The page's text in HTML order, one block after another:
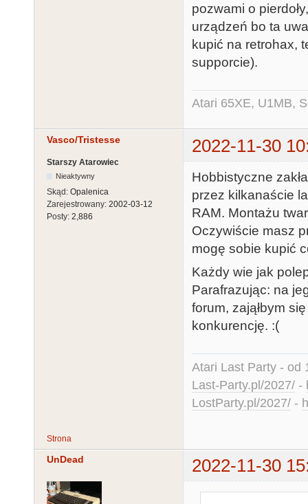
pozwami o
urządzeń bo ta
kupić na retrohax,
supporcie).
Atari 65XE, U1MB,
Vasco/Tristesse 2022-11-30
Starszy Atarowiec
Nieaktywny
Skąd: Opalenica
Zarejestrowany: 2002-03-12
Posty: 2,886
Hobbistyczne
przez kilkanaście
RAM. Montażu
Oczywiście masz
mogę sobie kupić
Każdy wie jak
Parafrazując: na
forum, zająłbym
konkurencję. :(
Atari Last Party - od
Last-Party.pl/2027/ -
LostParty.pl/2027/ -
Strona
UnDead 2022-11-30